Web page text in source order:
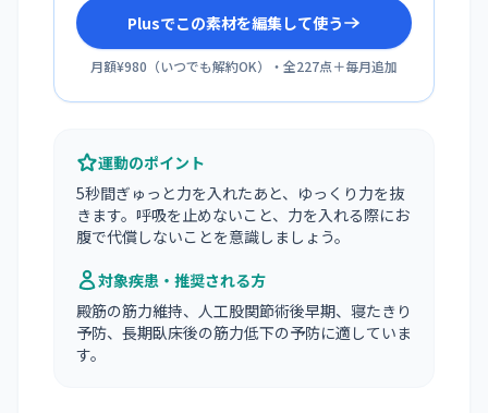
Plusでこの素材を編集して使う
月額¥980 （いつでも解約OK）・全227点＋毎月追加
運動のポイント
5秒間ぎゅっと力を入れたあと、ゆっくり力を抜
きます。呼吸を止めないこと、力を入れる際にお
腹で代償しないことを意識しましょう。
対象疾患・推奨される方
殿筋の筋力維持、人工股関節術後早期、寝たきり
予防、長期臥床後の筋力低下の予防に適していま
す。